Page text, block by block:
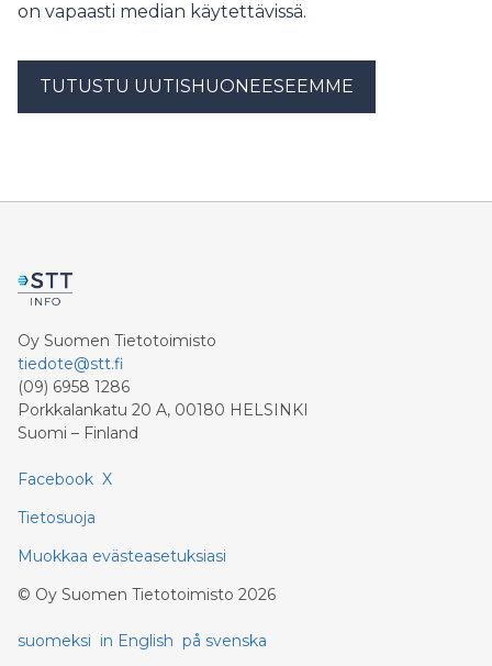
on vapaasti median käytettävissä.
TUTUSTU UUTISHUONEESEEMME
Oy Suomen Tietotoimisto
tiedote@stt.fi
(09) 6958 1286
Porkkalankatu 20 A, 00180 HELSINKI
Suomi – Finland
Facebook X
Tietosuoja
Muokkaa evästeasetuksiasi
© Oy Suomen Tietotoimisto 2026
suomeksi in English på svenska